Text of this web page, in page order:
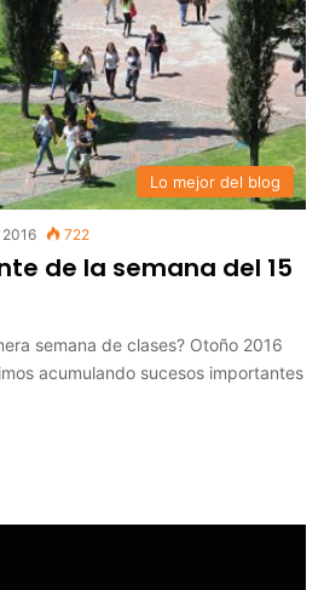
Lo mejor del blog
2016 722
de la semana del 15
semana de clases? Otoño 2016
acumulando sucesos importantes